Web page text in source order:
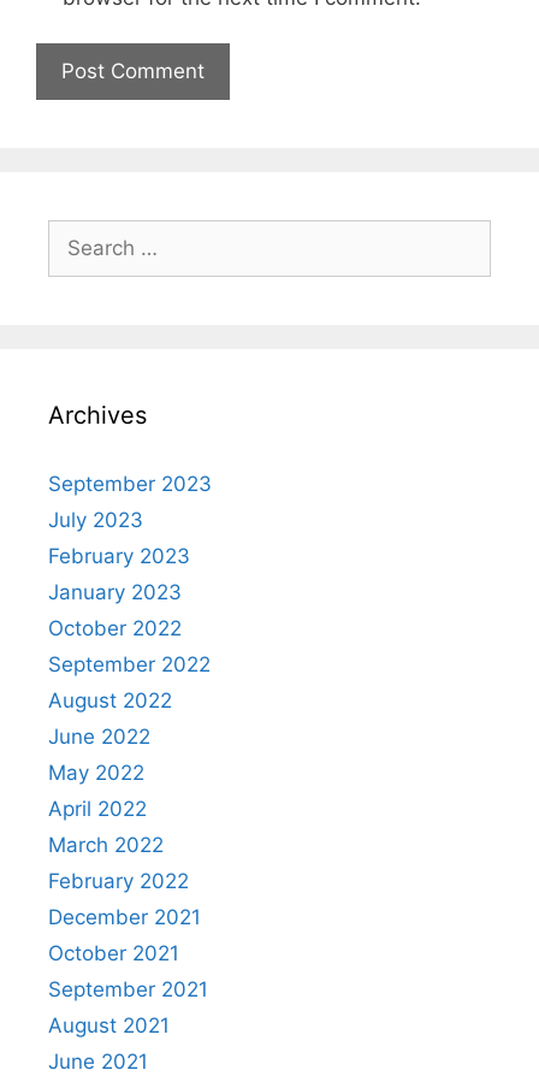
Archives
September 2023
July 2023
February 2023
January 2023
October 2022
September 2022
August 2022
June 2022
May 2022
April 2022
March 2022
February 2022
December 2021
October 2021
September 2021
August 2021
June 2021